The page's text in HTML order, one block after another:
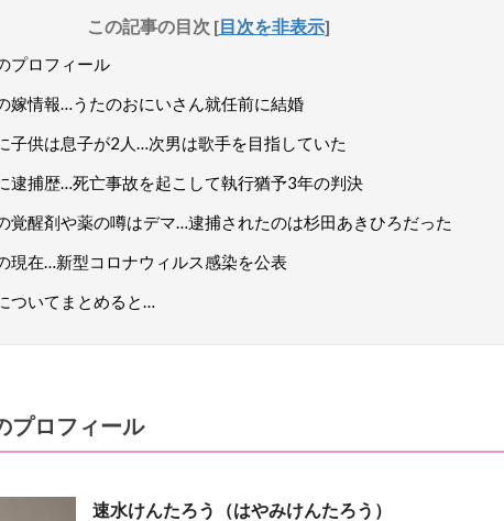
この記事の目次 [目次を非表示]
プロフィール
嫁情報…うたのおにいさん就任前に結婚
子供は息子が2人…次男は歌手を目指していた
逮捕歴…死亡事故を起こして執行猶予3年の判決
覚醒剤や薬の噂はデマ…逮捕されたのは杉田あきひろだった
現在…新型コロナウィルス感染を公表
ついてまとめると…
プロフィール
速水けんたろう（はやみけんたろう）